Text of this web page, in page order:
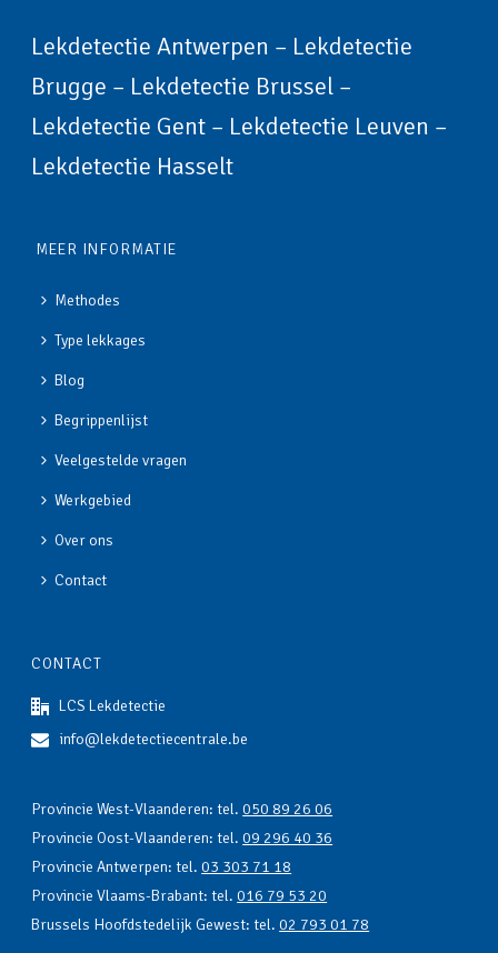
Lekdetectie Antwerpen – Lekdetectie
Brugge – Lekdetectie Brussel –
Lekdetectie Gent – Lekdetectie Leuven –
Lekdetectie Hasselt
MEER INFORMATIE
Methodes
Type lekkages
Blog
Begrippenlijst
Veelgestelde vragen
Werkgebied
Over ons
Contact
CONTACT
LCS Lekdetectie
info@lekdetectiecentrale.be
Provincie West-Vlaanderen: tel.050 89 26 06
Provincie Oost-Vlaanderen: tel.09 296 40 36
Provincie Antwerpen: tel.03 303 71 18
Provincie Vlaams-Brabant: tel.016 79 53 20
Brussels Hoofdstedelijk Gewest: tel.02 793 01 78